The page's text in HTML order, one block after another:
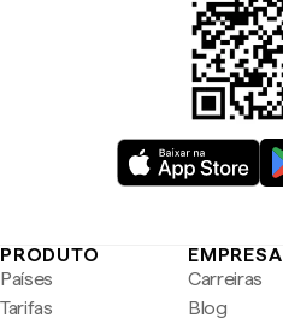
PRODUTO
Países
Tarifas
EMPRESA
Carreiras
Blog